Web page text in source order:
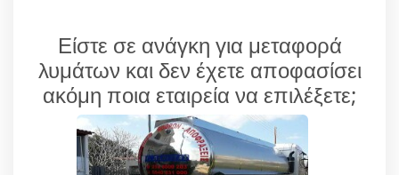
Είστε σε ανάγκη για μεταφορά
λυμάτων και δεν έχετε αποφασίσει
ακόμη ποια εταιρεία να επιλέξετε;